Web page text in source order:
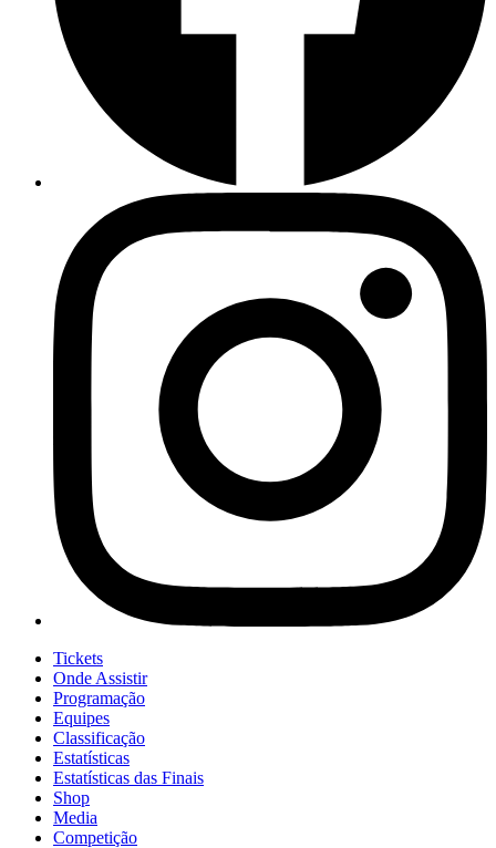
Tickets
Onde Assistir
Programação
Equipes
Classificação
Estatísticas
Estatísticas das Finais
Shop
Media
Competição